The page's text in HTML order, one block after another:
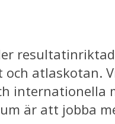
och atlaskotan.
internationella
är att jobba